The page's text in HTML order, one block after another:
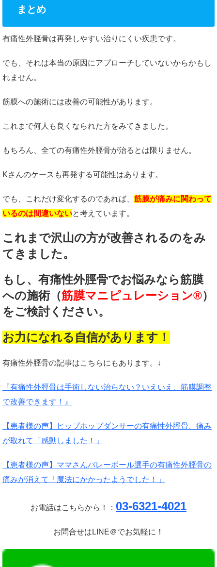
まとめ
有痛性外脛骨は再発しやすい治りにくい疾患です。
でも、それは本当の原因にアプローチしていないからかもし
れません。
筋膜への施術には改善の可能性があります。
これまで何人も良くなられた方をみてきました。
もちろん、全ての有痛性外脛骨が治るとは限りません。
Kさんのケースも再発する可能性はあります。
でも、これだけ変化するのであれば、 筋膜が痛みに関わって
いるのは間違いないと考えています。
これまで沢山の方が改善されるのをみ
てきました。
もし、有痛性外脛骨でお悩みなら筋膜
への施術（筋膜マニピュレーション®）
をご検討ください。
お力になれる自信があります！
有痛性外脛骨の記事はこちらにもあります。↓
『有痛性外脛骨は手術しない治らない？いえいえ、筋膜調整
で改善できます！』
【患者様の声】ヒップホップダンサーの有痛性外脛骨、痛み
が取れて「感動しました！」
【患者様の声】ママさんバレーボール選手の有痛性外脛骨の
痛みが消えて「魔法にかかったようでした！」
お電話はこちらから！： 03-6321-4021
お問合せはLINE＠でお気軽に！